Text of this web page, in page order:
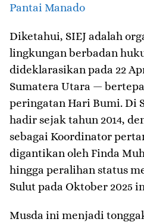
Pantai Manado
Diketahui, SIEJ adalah
lingkungan berbadan
dideklarasikan pada 22
Sumatera Utara —
peringatan Hari Bumi. Di
hadir sejak tahun 2014,
sebagai Koordinator
digantikan oleh Finda
hingga peralihan status
Sulut pada Oktober 2025
Musda ini menjadi